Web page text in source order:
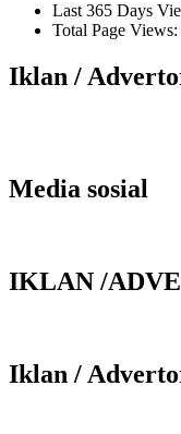
Last 365 Days
Total Page Views:
Iklan /
Media sosial
IKLAN /
Iklan /